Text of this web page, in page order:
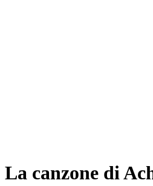
La canzone di